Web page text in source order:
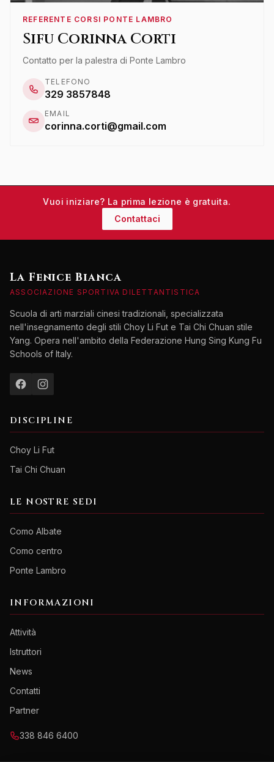
REFERENTE CORSI PONTE LAMBRO
Sifu Corinna Corti
Contatto per la palestra di Ponte Lambro
TELEFONO
329 3857848
EMAIL
corinna.corti@gmail.com
Vuoi iniziare? La prima lezione è gratuita.
Contattaci
La Fenice Bianca
ASSOCIAZIONE SPORTIVA DILETTANTISTICA
Scuola di arti marziali cinesi tradizionali, specializzata
nell'insegnamento degli stili Choy Li Fut e Tai Chi Chuan stile
Yang. Opera nell'ambito della Federazione Hung Sing Kung Fu
Schools of Italy.
DISCIPLINE
Choy Li Fut
Tai Chi Chuan
LE NOSTRE SEDI
Como Albate
Como centro
Ponte Lambro
INFORMAZIONI
Attività
Istruttori
News
Contatti
Partner
338 846 6400